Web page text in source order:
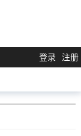
登录 注册